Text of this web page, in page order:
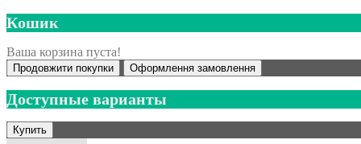
Кошик
Ваша корзина пуста!
Продовжити покупки Оформлення замовлення
Доступные варианты